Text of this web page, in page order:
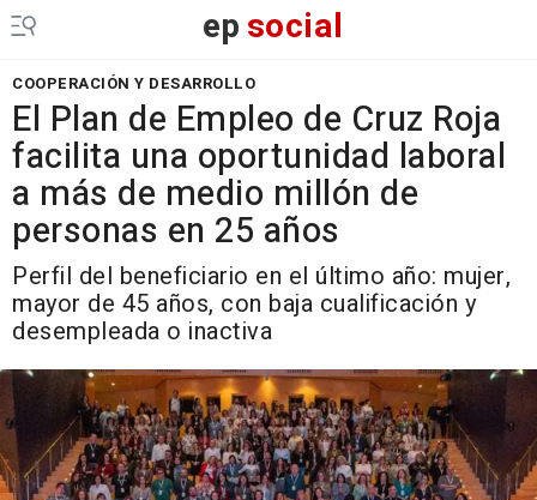
epsocial
COOPERACIÓN Y DESARROLLO
El Plan de Empleo de Cruz Roja
facilita una oportunidad laboral
a más de medio millón de
personas en 25 años
Perfil del beneficiario en el último año: mujer,
mayor de 45 años, con baja cualificación y
desempleada o inactiva